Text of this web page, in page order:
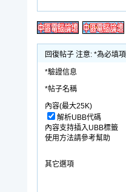
回復帖子 注意: *為必填項
*驗證信息
*帖子名稱
內容(最大25K)
解析UBB代碼
內容支持插入UBB標籤
使用方法請參考幫助
其它選項